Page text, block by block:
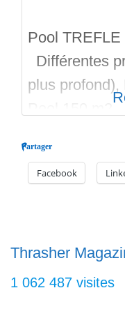
Pool TREFLE
Différentes
plus profond),
Pool 150
Skateparks
Skateparks.fr,
Partager
Facebook
Thrasher
1 062 487 visites